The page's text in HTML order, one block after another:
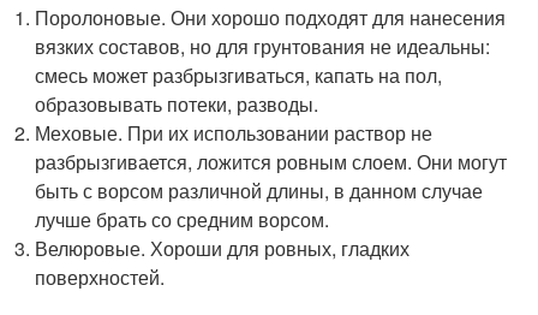
Поролоновые. Они хорошо подходят для нанесения
вязких составов, но для грунтования не идеальны:
смесь может разбрызгиваться, капать на пол,
образовывать потеки, разводы.
Меховые. При их использовании раствор не
разбрызгивается, ложится ровным слоем. Они могут
быть с ворсом различной длины, в данном случае
лучше брать со средним ворсом.
Велюровые. Хороши для ровных, гладких
поверхностей.